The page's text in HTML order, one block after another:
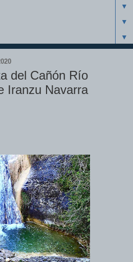
▼
▼
▼
del Cañón Río
Iranzu Navarra